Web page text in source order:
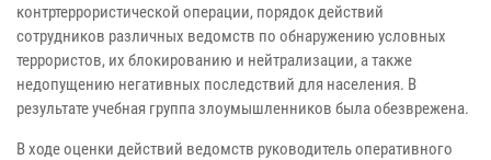
контртеррористической операции, порядок действий
сотрудников различных ведомств по обнаружению условных
террористов, их блокированию и нейтрализации, а также
недопущению негативных последствий для населения. В
результате учебная группа злоумышленников была обезврежена.
В ходе оценки действий ведомств руководитель оперативного